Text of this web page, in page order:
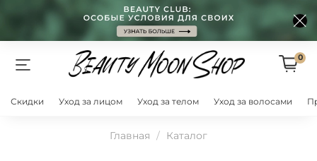
0
Скидки Уход за лицом Уход за телом Уход за волосами
Главная Каталог